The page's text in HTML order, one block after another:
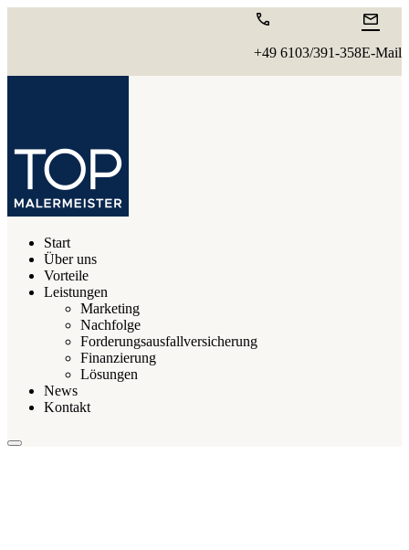

+49 6103/391-358

E-Mail
Start
Über uns
Vorteile
Leistungen
Marketing
Nachfolge
Forderungsausfallversicherung
Finanzierung
Lösungen
News
Kontakt